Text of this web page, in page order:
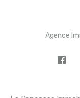
Agence